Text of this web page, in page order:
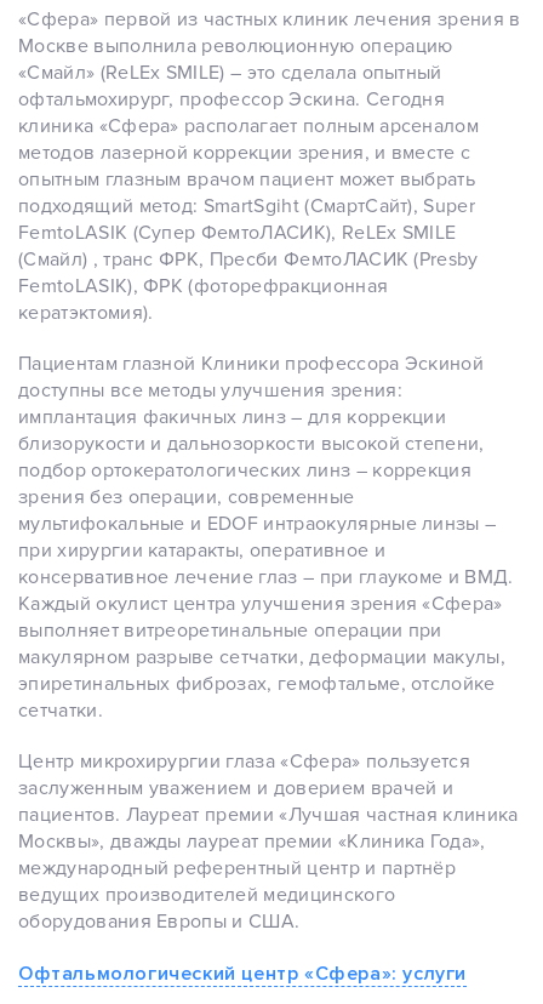
«Сфера» первой из частных клиник лечения зрения в
Москве выполнила революционную операцию
«Смайл» (ReLEx SMILE) – это сделала опытный
офтальмохирург, профессор Эскина. Сегодня
клиника «Сфера» располагает полным арсеналом
методов лазерной коррекции зрения, и вместе с
опытным глазным врачом пациент может выбрать
подходящий метод: SmartSgiht (СмартСайт), Super
FemtoLASIK (Супер ФемтоЛАСИК), ReLEx SMILE
(Смайл) , транс ФРК, Пресби ФемтоЛАСИК (Presby
FemtoLASIK), ФРК (фоторефракционная
кератэктомия).
Пациентам глазной Клиники профессора Эскиной
доступны все методы улучшения зрения:
имплантация факичных линз – для коррекции
близорукости и дальнозоркости высокой степени,
подбор ортокератологических линз – коррекция
зрения без операции, современные
мультифокальные и EDOF интраокулярные линзы –
при хирургии катаракты, оперативное и
консервативное лечение глаз – при глаукоме и ВМД.
Каждый окулист центра улучшения зрения «Сфера»
выполняет витреоретинальные операции при
макулярном разрыве сетчатки, деформации макулы,
эпиретинальных фиброзах, гемофтальме, отслойке
сетчатки.
Центр микрохирургии глаза «Сфера» пользуется
заслуженным уважением и доверием врачей и
пациентов. Лауреат премии «Лучшая частная клиника
Москвы», дважды лауреат премии «Клиника Года»,
международный референтный центр и партнёр
ведущих производителей медицинского
оборудования Европы и США.
Офтальмологический центр «Сфера»: услуги